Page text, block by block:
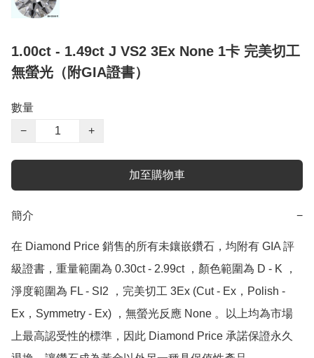
1.00ct - 1.49ct J VS2 3Ex None 1卡 完美切工
無螢光（附GIA證書）
數量
−
+
加至購物車
簡介 −
在 Diamond Price 銷售的所有未鑲嵌鑽石，均附有 GIA 評
級證書，重量範圍為 0.30ct - 2.99ct ，顏色範圍為 D - K ，
淨度範圍為 FL - SI2 ，完美切工 3Ex (Cut - Ex，Polish -
Ex，Symmetry - Ex) ，無螢光反應 None 。以上均為市場
上最高認受性的標準，因此 Diamond Price 承諾保證永久